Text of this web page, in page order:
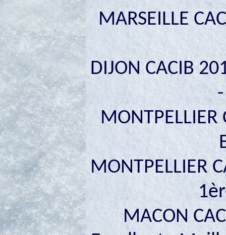
MARSEILLE
DIJON CACIB
MONTPELLIER
MACON